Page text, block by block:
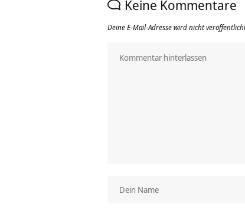
Keine Kommentare
Deine E-Mail-Adresse wird nicht